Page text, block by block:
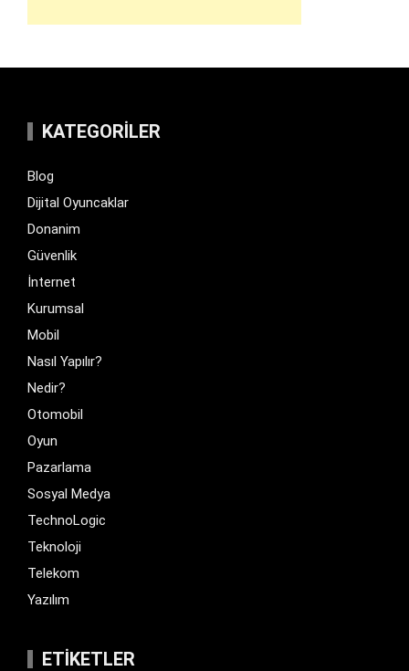
KATEGORILER
Blog
Dijital Oyuncaklar
Donanim
Güvenlik
İnternet
Kurumsal
Mobil
Nasıl Yapılır?
Nedir?
Otomobil
Oyun
Pazarlama
Sosyal Medya
TechnoLogic
Teknoloji
Telekom
Yazılım
ETIKETLER